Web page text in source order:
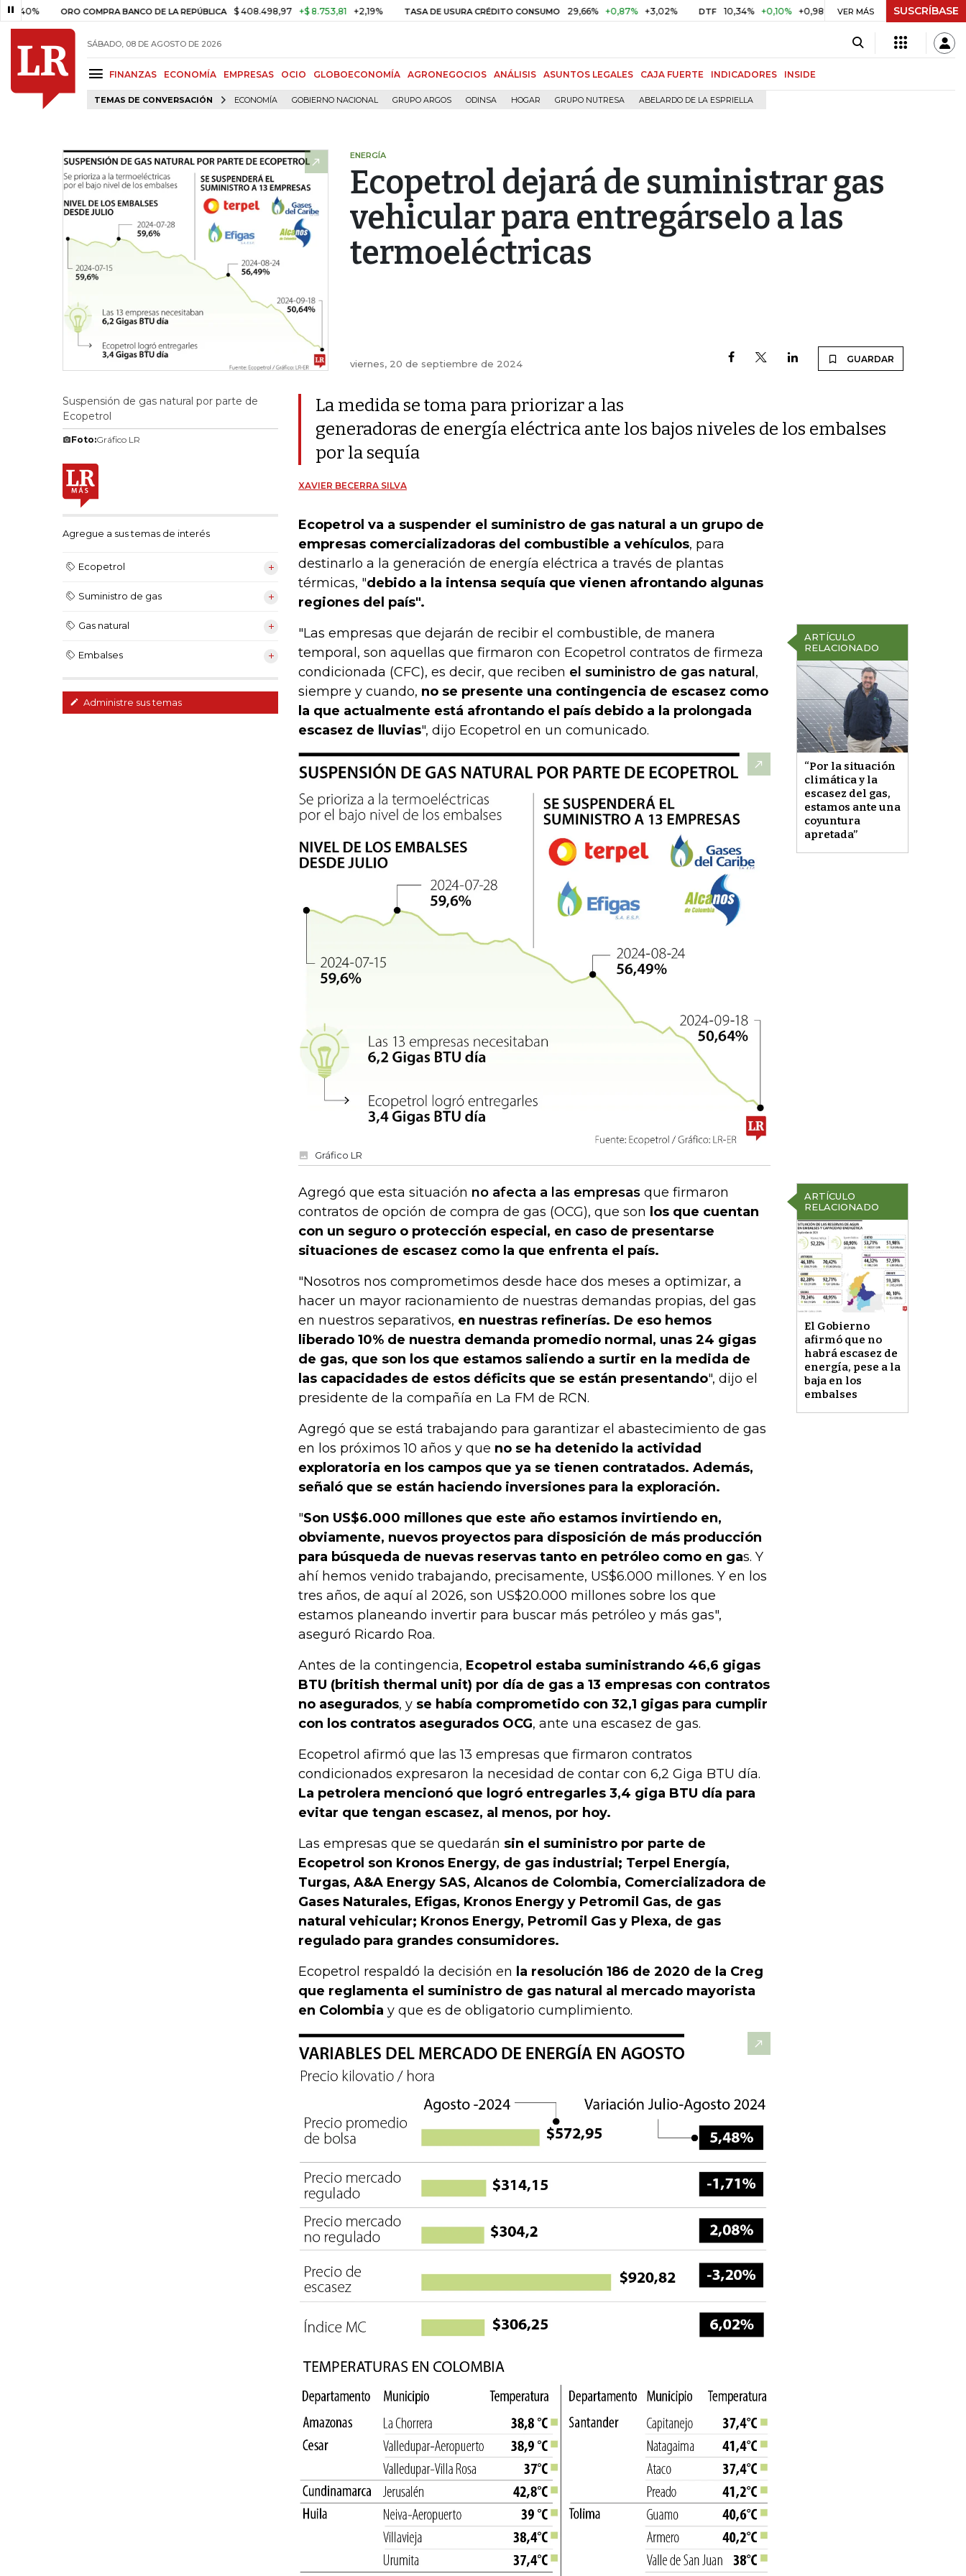
ORO COMPRA BANCO DE LA REPÚBLICA $ 408.498,97 +$ 8.753,81 +2,19% TASA DE USURA CRÉDITO CONSUMO 29,66% +0,87% +3,02% DTF 10,34% +0,10% +0,98% UVR $ 416,96 +$ 0,05 +0,01%
VER MÁS SUSCRÍBASE
SÁBADO, 08 DE AGOSTO DE 2026
FINANZAS ECONOMÍA EMPRESAS OCIO GLOBOECONOMÍA AGRONEGOCIOS ANÁLISIS ASUNTOS LEGALES CAJA FUERTE INDICADORES INSIDE
TEMAS DE CONVERSACIÓN ECONOMÍA GOBIERNO NACIONAL GRUPO ARGOS ODINSA HOGAR GRUPO NUTRESA ABELARDO DE LA ESPRIELLA
ENERGÍA
Ecopetrol dejará de suministrar gas
vehicular para entregárselo a las
termoeléctricas
viernes, 20 de septiembre de 2024 GUARDAR
Suspensión de gas natural por parte de
Ecopetrol
Foto:Gráfico LR
Agregue a sus temas de interés
Ecopetrol
Suministro de gas
Gas natural
Embalses
Administre sus temas
La medida se toma para priorizar a las
generadoras de energía eléctrica ante los bajos niveles de los embalses
por la sequía
XAVIER BECERRA SILVA
Ecopetrol va a suspender el suministro de gas natural a un grupo de
empresas comercializadoras del combustible a vehículos, para
destinarlo a la generación de energía eléctrica a través de plantas
térmicas, "debido a la intensa sequía que vienen afrontando algunas
regiones del país".
ARTÍCULO
RELACIONADO
“Por la situación
climática y la
escasez del gas,
estamos ante una
coyuntura
apretada”
"Las empresas que dejarán de recibir el combustible, de manera
temporal, son aquellas que firmaron con Ecopetrol contratos de firmeza
condicionada (CFC), es decir, que reciben el suministro de gas natural ,
siempre y cuando, no se presente una contingencia de escasez como
la que actualmente está afrontando el país debido a la prolongada
escasez de lluvias", dijo Ecopetrol en un comunicado.
Gráfico LR
ARTÍCULO
RELACIONADO
El Gobierno
afirmó que no
habrá escasez de
energía, pese a la
baja en los
embalses
Agregó que esta situación no afecta a las empresas que firmaron
contratos de opción de compra de gas (OCG), que son los que cuentan
con un seguro o protección especial, en caso de presentarse
situaciones de escasez como la que enfrenta el país.
"Nosotros nos comprometimos desde hace dos meses a optimizar, a
hacer un mayor racionamiento de nuestras demandas propias, del gas
en nuestros separativos, en nuestras refinerías. De eso hemos
liberado 10% de nuestra demanda promedio normal, unas 24 gigas
de gas, que son los que estamos saliendo a surtir en la medida de
las capacidades de estos déficits que se están presentando", dijo el
presidente de la compañía en La FM de RCN.
Agregó que se está trabajando para garantizar el abastecimiento de gas
en los próximos 10 años y que no se ha detenido la actividad
exploratoria en los campos que ya se tienen contratados. Además,
señaló que se están haciendo inversiones para la exploración.
"Son US$6.000 millones que este año estamos invirtiendo en,
obviamente, nuevos proyectos para disposición de más producción
para búsqueda de nuevas reservas tanto en petróleo como en gas. Y
ahí hemos venido trabajando, precisamente, US$6.000 millones. Y en los
tres años, de aquí al 2026, son US$20.000 millones sobre los que
estamos planeando invertir para buscar más petróleo y más gas",
aseguró Ricardo Roa.
Antes de la contingencia, Ecopetrol estaba suministrando 46,6 gigas
BTU (british thermal unit) por día de gas a 13 empresas con contratos
no asegurados, y se había comprometido con 32,1 gigas para cumplir
con los contratos asegurados OCG, ante una escasez de gas.
Ecopetrol afirmó que las 13 empresas que firmaron contratos
condicionados expresaron la necesidad de contar con 6,2 Giga BTU día.
La petrolera mencionó que logró entregarles 3,4 giga BTU día para
evitar que tengan escasez, al menos, por hoy.
Las empresas que se quedarán sin el suministro por parte de
Ecopetrol son Kronos Energy, de gas industrial; Terpel Energía,
Turgas, A&A Energy SAS, Alcanos de Colombia, Comercializadora de
Gases Naturales, Efigas, Kronos Energy y Petromil Gas, de gas
natural vehicular; Kronos Energy, Petromil Gas y Plexa, de gas
regulado para grandes consumidores.
Ecopetrol respaldó la decisión en la resolución 186 de 2020 de la Creg
que reglamenta el suministro de gas natural al mercado mayorista
en Colombia y que es de obligatorio cumplimiento.